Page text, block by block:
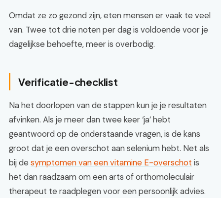
Omdat ze zo gezond zijn, eten mensen er vaak te veel
van. Twee tot drie noten per dag is voldoende voor je
dagelijkse behoefte, meer is overbodig.
Verificatie-checklist
Na het doorlopen van de stappen kun je je resultaten
afvinken. Als je meer dan twee keer ‘ja’ hebt
geantwoord op de onderstaande vragen, is de kans
groot dat je een overschot aan selenium hebt. Net als
bij de symptomen van een vitamine E-overschot is
het dan raadzaam om een arts of orthomoleculair
therapeut te raadplegen voor een persoonlijk advies.